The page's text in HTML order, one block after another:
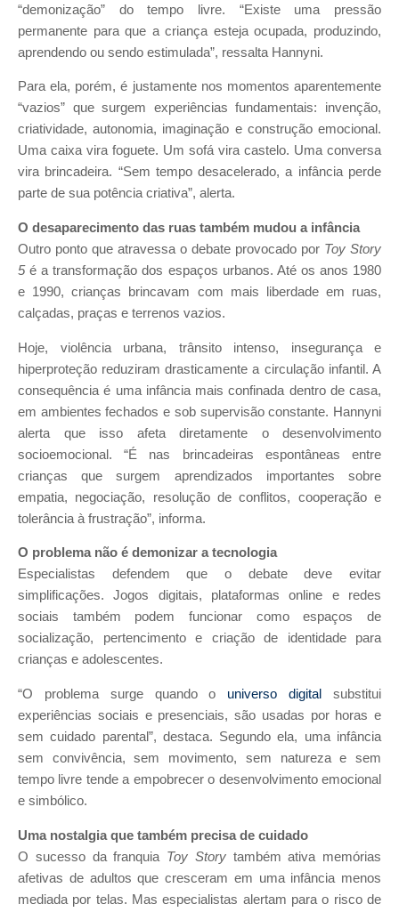
“demonização” do tempo livre. “Existe uma pressão
permanente para que a criança esteja ocupada, produzindo,
aprendendo ou sendo estimulada”, ressalta Hannyni.
Para ela, porém, é justamente nos momentos aparentemente
“vazios” que surgem experiências fundamentais: invenção,
criatividade, autonomia, imaginação e construção emocional.
Uma caixa vira foguete. Um sofá vira castelo. Uma conversa
vira brincadeira. “Sem tempo desacelerado, a infância perde
parte de sua potência criativa”, alerta.
O desaparecimento das ruas também mudou a infância
Outro ponto que atravessa o debate provocado por Toy Story
5é a transformação dos espaços urbanos. Até os anos 1980
e 1990, crianças brincavam com mais liberdade em ruas,
calçadas, praças e terrenos vazios.
Hoje, violência urbana, trânsito intenso, insegurança e
hiperproteção reduziram drasticamente a circulação infantil. A
consequência é uma infância mais confinada dentro de casa,
em ambientes fechados e sob supervisão constante. Hannyni
alerta que isso afeta diretamente o desenvolvimento
socioemocional. “É nas brincadeiras espontâneas entre
crianças que surgem aprendizados importantes sobre
empatia, negociação, resolução de conflitos, cooperação e
tolerância à frustração”, informa.
O problema não é demonizar a tecnologia
Especialistas defendem que o debate deve evitar
simplificações. Jogos digitais, plataformas online e redes
sociais também podem funcionar como espaços de
socialização, pertencimento e criação de identidade para
crianças e adolescentes.
“O problema surge quando o universo digital
substitui
experiências sociais e presenciais, são usadas por horas e
sem cuidado parental”, destaca. Segundo ela, uma infância
sem convivência, sem movimento, sem natureza e sem
tempo livre tende a empobrecer o desenvolvimento emocional
e simbólico.
Uma nostalgia que também precisa de cuidado
O sucesso da franquia Toy Storytambém ativa memórias
afetivas de adultos que cresceram em uma infância menos
mediada por telas. Mas especialistas alertam para o risco de